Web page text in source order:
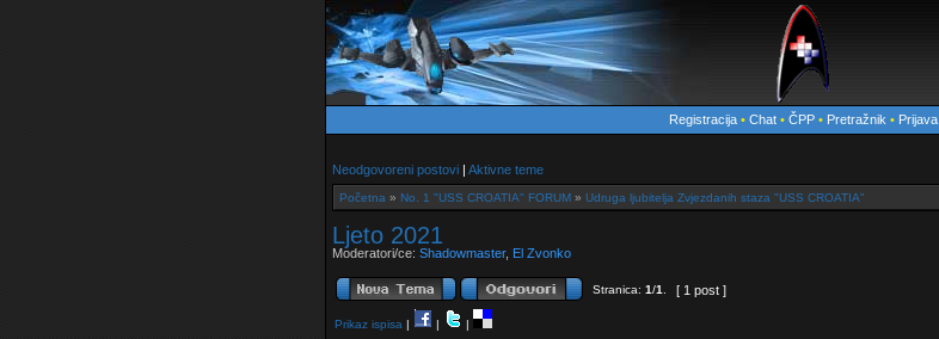
Registracija• Chat • ČPP• Pretražnik • Prijava
Neodgovoreni postovi | Aktivne teme
Početna » No. 1 "USS CROATIA" FORUM » Udruga ljubitelja Zvjezdanih staza "USS CROATIA"
Ljeto 2021
Moderatori/ce: Shadowmaster, El Zvonko
Stranica: 1/1 [ 1 post ]
Prikaz ispisa | | |